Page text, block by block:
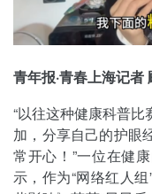
青年报·青春上海记者
“以往这种健康科普
加，分享自己的护眼
常开心！”一位在健
示，作为“网络红人